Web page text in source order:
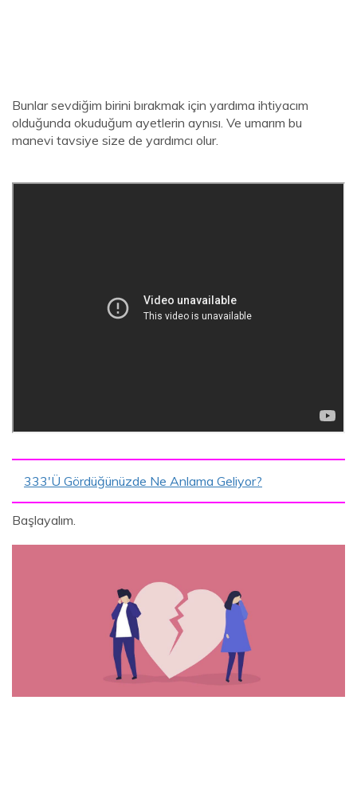
Bunlar sevdiğim birini bırakmak için yardıma ihtiyacım
olduğunda okuduğum ayetlerin aynısı. Ve umarım bu
manevi tavsiye size de yardımcı olur.
333'ü Gördüğünüzde Ne Anlama Geliyor?
Başlayalım.